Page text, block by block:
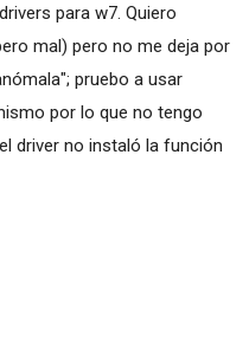
para w7. Quiero
mal) pero no me deja por
pruebo a usar
por lo que no tengo
driver no instaló la función